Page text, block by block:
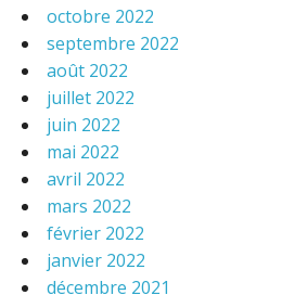
octobre 2022
septembre 2022
août 2022
juillet 2022
juin 2022
mai 2022
avril 2022
mars 2022
février 2022
janvier 2022
décembre 2021